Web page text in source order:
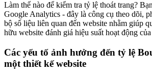
Làm thế nào để kiểm tra tỷ lệ thoát trang?
Google Analytics - đây là công cụ theo dõi,
bộ số liệu liên quan đến website nhằm giúp
hữu website đánh giá hiệu suất hoạt động
Các yếu tố ảnh hưởng đến tỷ lệ
một thiết kế website